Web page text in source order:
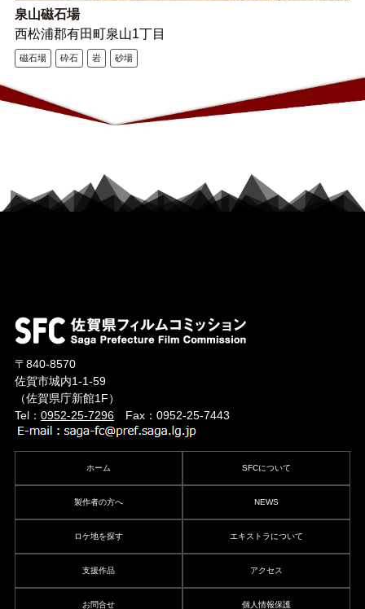
泉山磁石場
西松浦郡有田町泉山1丁目
磁石場 砕石 岩 砂場
〒840-8570
佐賀市城内1-1-59
（佐賀県庁新館1F）
Tel： 0952-25-7296Fax：0952-25-7443
ホーム SFCについて
製作者の方へ NEWS
ロケ地を探す エキストラについて
支援作品 アクセス
お問合せ 個人情報保護